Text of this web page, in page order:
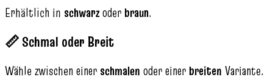
Erhältlich in schwarzoder braun.
📏 Schmal oder Breit
Wähle zwischen einer schmalen oder einer breiten Variante.